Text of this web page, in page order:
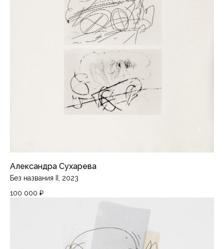
Александра Сухарева
Без названия II, 2023
100 000 ₽
ПИРАНЕЗИLAB
Лаборатория
Москва, ЦТИ «Фабрика», Переведеновский